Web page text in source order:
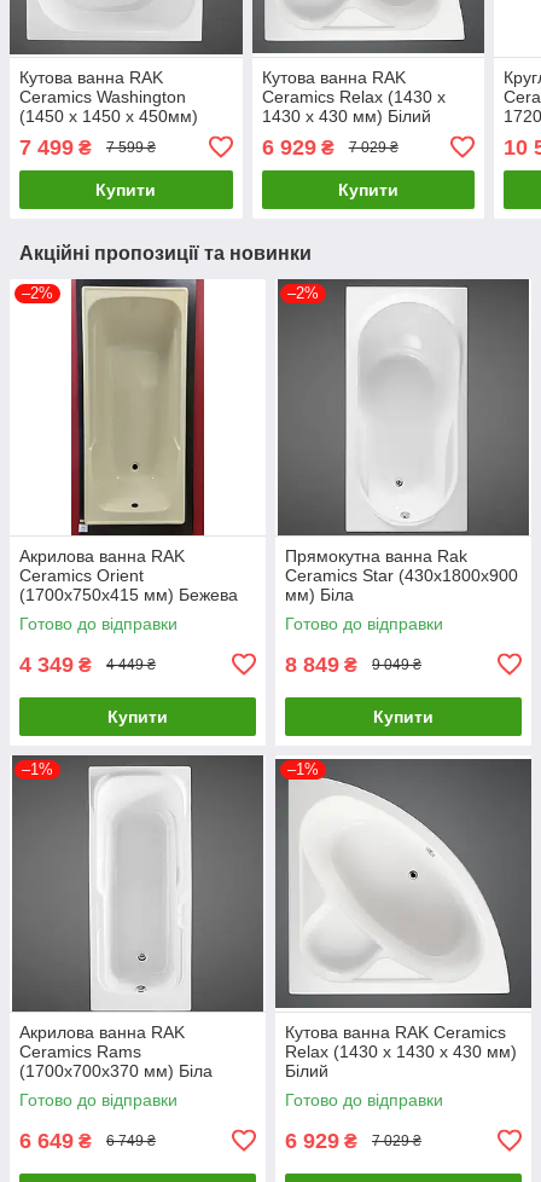
Кутова ванна RAK
Ceramics Washington
(1450 x 1450 x 450мм)
7 499 ₴ 7 599 ₴
Купити
Кутова ванна RAK
Ceramics Relax (1430 x
1430 x 430 мм) Білий
6 929₴ 7 029 ₴
Купити
10
Акційні пропозиції та новинки
–2%
Акрилова ванна RAK
Ceramics Orient
(1700x750x415 мм) Бежева
Готово до відправки
4 349 ₴ 4 449 ₴
Купити
–2%
Прямокутна ванна Rak
Ceramics Star (430x1800x900
мм) Біла
Готово до відправки
8 849 ₴ 9 049 ₴
Купити
–1%
Акрилова ванна RAK
Ceramics Rams
(1700x700x370 мм) Біла
Готово до відправки
6 649 ₴ 6 749 ₴
–1%
Кутова ванна RAK Ceramics
Relax (1430 x 1430 x 430 мм)
Білий
Готово до відправки
6 929 ₴ 7 029 ₴